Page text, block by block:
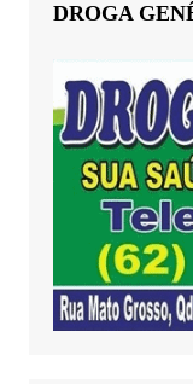
DROGA